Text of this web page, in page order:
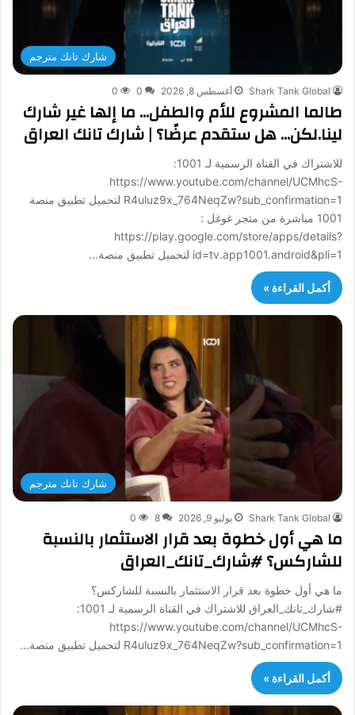
شارك تانك مترجم
Shark Tank Global أغسطس 8, 2026 0
0
طالما المشروع للأم والطفل… ما إلها غير شارك
لينا.لكن… هل ستقدم عرضًا؟ | شارك تانك العراق
للاشتراك في القناة الرسمية لـ 1001:
https://www.youtube.com/channel/UCMhcS-
R4uluz9x_764NeqZw?sub_confirmation=1 لتحميل تطبيق منصة
1001 مباشرة من متجر غوغل :
https://play.google.com/store/apps/details?
id=tv.app1001.android&pli=1 لتحميل تطبيق منصة…
أكمل القراءة »
شارك تانك مترجم
Shark Tank Global يوليو 9, 2026 8
0
ما هي أول خطوة بعد قرار الاستثمار بالنسبة
للشاركس؟ #شارك_تانك_العراق
ما هي أول خطوة بعد قرار الاستثمار بالنسبة للشاركس؟
#شارك_تانك_العراق للاشتراك في القناة الرسمية لـ 1001:
https://www.youtube.com/channel/UCMhcS-
R4uluz9x_764NeqZw?sub_confirmation=1 لتحميل تطبيق منصة…
أكمل القراءة »